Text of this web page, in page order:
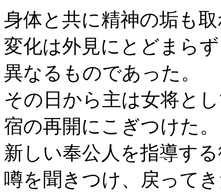
身体と共に精神の垢も
変化は外見にとどまら
異なるものであった。
その日から主は女将と
宿の再開にこぎつけた。
新しい奉公人を指導す
噂を聞きつけ、戻って